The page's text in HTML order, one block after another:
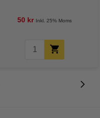
50 kr Inkl. 25% Moms